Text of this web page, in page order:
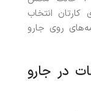
کارتان انتخاب
روی جارو
در جارو